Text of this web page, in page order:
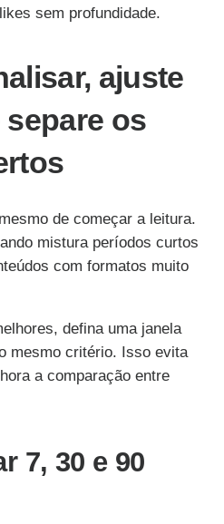
sem profundidade.
ajuste
os
de começar a leitura.
mistura períodos curtos
com formatos muito
defina uma janela
mesmo critério. Isso evita
a comparação entre
7, 30 e 90